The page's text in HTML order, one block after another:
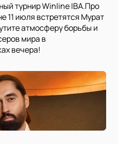
турнир Winline IBA.Про
11 июля встретятся Мурат
атмосферу борьбы и
мира в
вечера!